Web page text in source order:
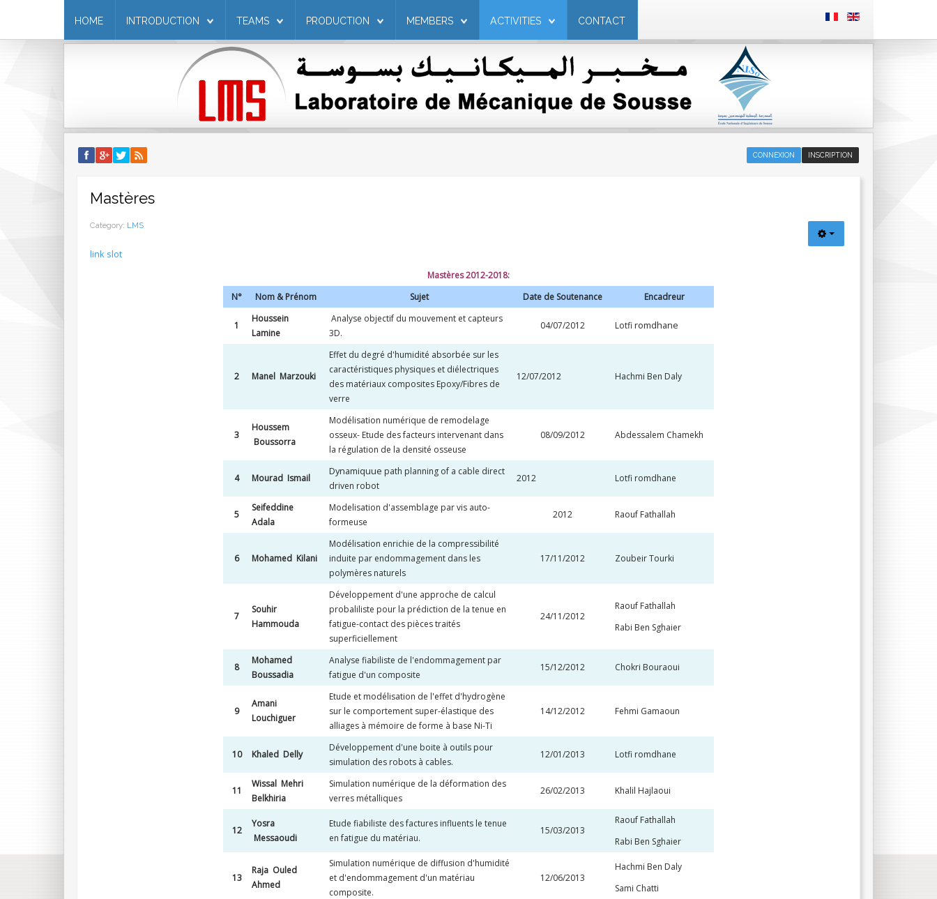
HOME INTRODUCTION TEAMS PRODUCTION MEMBERS ACTIVITIES CONTACT
INSCRIPTION
CONNEXION
Mastères
Category: LMS
link slot
Mastères 2012-2018:
N°
Nom & Prénom Sujet Date de Soutenance Encadreur
1
Houssein
Lamine
Analyse objectif du mouvement et capteurs
3D.
04/07/2012 Lotfi romdhane
2 Manel Marzouki
Effet du degré d'humidité absorbée sur les
caractéristiques physiques et diélectriques
des matériaux composites Epoxy/Fibres de
verre
12/07/2012 Hachmi Ben Daly
3
Houssem
Boussorra
Modélisation numérique de remodelage
osseux- Etude des facteurs intervenant dans
la régulation de la densité osseuse
08/09/2012 Abdessalem Chamekh
4 Mourad Ismail
Dynamiquue path planning of a cable direct
driven robot
2012 Lotfi romdhane
5
Seifeddine
Adala
Modelisation d'assemblage par vis auto-
formeuse
2012 Raouf Fathallah
6 Mohamed Kilani
Modélisation enrichie de la compressibilité
induite par endommagement dans les
polymères naturels
17/11/2012 Zoubeir Tourki
7
Souhir
Hammouda
Développement d'une approche de calcul
probaliliste pour la prédiction de la tenue en
fatigue-contact des pièces traités
superficiellement
24/11/2012
Raouf Fathallah
Rabi Ben Sghaier
8
Mohamed
Boussadia
Analyse fiabiliste de l'endommagement par
fatigue d'un composite
15/12/2012 Chokri Bouraoui
9
Amani
Louchiguer
Etude et modélisation de l'effet d'hydrogène
sur le comportement super-élastique des
alliages à mémoire de forme à base Ni-Ti
14/12/2012 Fehmi Gamaoun
10 Khaled Delly
Développement d'une boite à outils pour
simulation des robots à cables.
12/01/2013 Lotfi romdhane
11
Wissal Mehri
Belkhiria
Simulation numérique de la déformation des
verres métalliques
26/02/2013 Khalil Hajlaoui
12
Yosra
Messaoudi
Etude fiabiliste des factures influents le tenue
en fatigue du matériau.
15/03/2013
Raouf Fathallah
Rabi Ben Sghaier
13
Raja Ouled
Ahmed
Simulation numérique de diffusion d'humidité
et d'endommagement d'un matériau
composite.
12/06/2013
Hachmi Ben Daly
Sami Chatti